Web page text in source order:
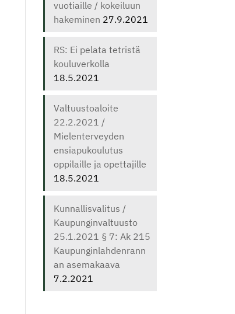
vuotiaille / kokeiluun
hakeminen 27.9.2021
RS: Ei pelata tetristä
kouluverkolla
18.5.2021
Valtuustoaloite
22.2.2021 /
Mielenterveyden
ensiapukoulutus
oppilaille ja opettajille
18.5.2021
Kunnallisvalitus /
Kaupunginvaltuusto
25.1.2021 § 7: Ak 215
Kaupunginlahdenrann
an asemakaava
7.2.2021